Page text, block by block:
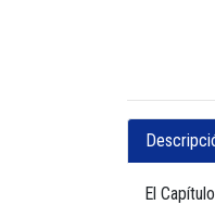
El